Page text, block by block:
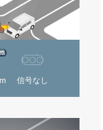
他
信号なし